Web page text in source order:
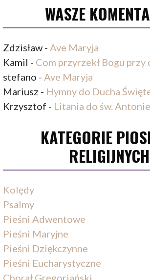
WASZE
Zdzisław - Ave Maryja
Kamil - Com przyrzekł Bogu przy
stefano - Ave Maryja
Mariusz - Hymny do Ducha
Krzysztof - Litania do św.
KATEGORIE
RELIGIJNYCH
Kolędy
Psalmy
Pieśni Adwentowe
Pieśni Maryjne
Pieśni Dziękczynne
Pieśni Eucharystyczne
Chorał Gregoriański